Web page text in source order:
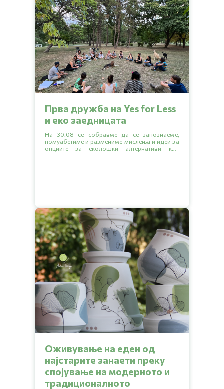
Прва дружба на Yes for Less
и еко заедницата
На 30.08 се собравме да се запознаеме,
помуабетиме и размениме мислења и идеи за
опциите за еколошки алтернативи кои
Оживување на еден од
најстарите занаети преку
спојување на модерното и
традиционалното